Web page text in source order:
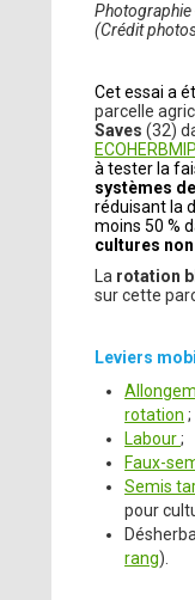
(Crédit
Cet essai a
parcelle
Saves(32)
à tester la
systèmes
réduisant la
moins 50 %
cultures
La rotation
sur cette
Leviers
rotation ;
Labour;
Faux-
Semis
pour
rang).